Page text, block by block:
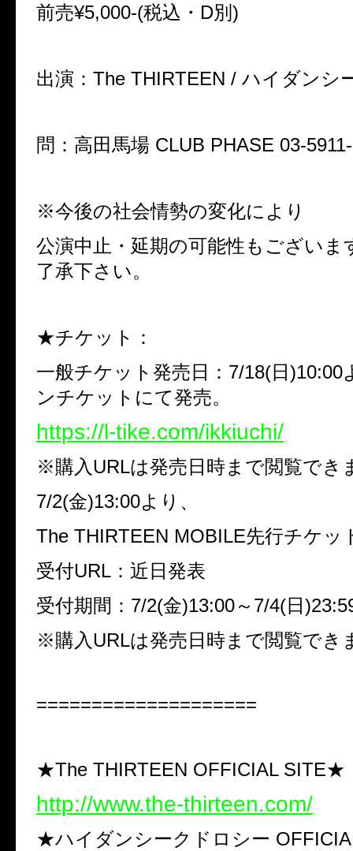
前売¥5,000-(税込・ D別 )
出演： The THIRTEEN / ハイダンシ
問：高田馬場 CLUB PHASE 03-
※今後の社会情勢の変化により
公演中止・延期の可能性もございま
了承下さい。
★チケット：
一般チケット発売日：7/18(日)10:00
ンチケットにて発売。
https://l-tike.com/ikkiuchi/
※購入 URLは発売日時まで閲覧でき
7/2(金)13:00より、
The THIRTEEN MOBILE先行チケッ
受付URL： 近日発表
受付期間：7/2(金)13:00～7/4(日
※購入 URLは発売日時まで閲覧でき
====================
★The THIRTEEN OFFICIAL SITE★
http://www.the-thirteen.com/
★ハイダンシークドロシー